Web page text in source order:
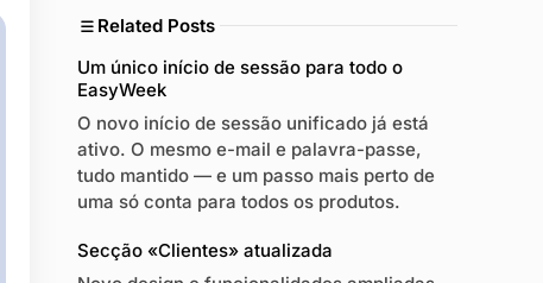
Related Posts
Um único início de sessão para todo o
EasyWeek
O novo início de sessão unificado já está
ativo. O mesmo e-mail e palavra-passe,
tudo mantido — e um passo mais perto de
uma só conta para todos os produtos.
Secção «Clientes» atualizada